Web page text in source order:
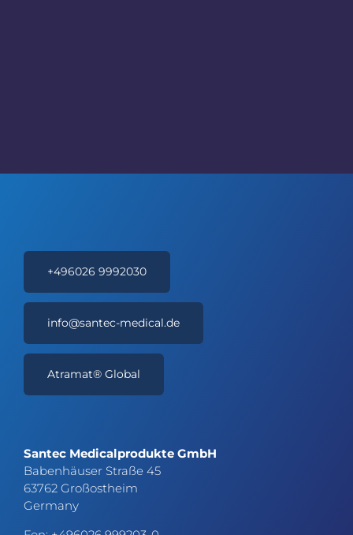
+496026 9992030
info@santec-medical.de
Atramat® Global
Santec Medicalprodukte GmbH
Babenhäuser Straße 45
63762 Großostheim
Germany